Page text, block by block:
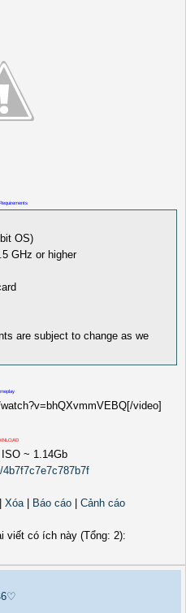
OS)
GHz or higher
are subject to change as we
video]
~ 1.14Gb
Xóa| Báo cáo
Cảnh cáo
viết có ích này (Tổng: 2):